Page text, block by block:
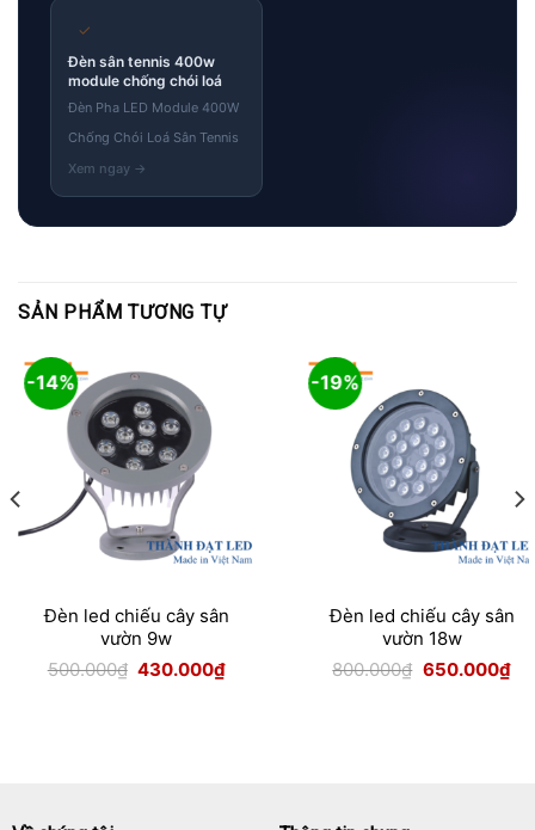
✓
Đèn sân tennis 400w
module chống chói loá
Đèn Pha LED Module 400W
Chống Chói Loá Sân Tennis
SẢN PHẨM TƯƠNG TỰ
-14%
Đèn led chiếu cây sân
vườn 9w
500.000₫ Giá
gốc
430.000₫Giá
-19%
Đèn led chiếu cây sân
vườn 18w
800.000₫ Giá
gốc
650.000₫Giá